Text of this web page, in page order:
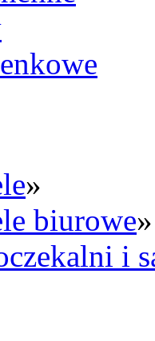
»
biurowe»
i